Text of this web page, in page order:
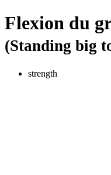
Flexion du
(Standing big
strength